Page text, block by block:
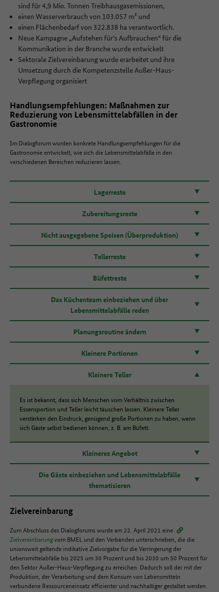
sind für 4,9 Mio. Tonnen Treibhausgasemissionen,
einen Wasserverbrauch von 103.057 m³ und
einen Flächenbedarf von 322.838 ha verantwortlich.
Neue Kampagne „Aufstehen für’s Aufbrauchen“ für die
Kommunikation in der Branche wurde entwickelt
Sektorale Zielvereinbarung wurde erarbeitet und ihre
Umsetzung durch die Kompetenzstelle Außer-Haus-
Verpflegung organisiert
Handlungsempfehlungen: Maßnahmen zur
Reduzierung von Lebensmittelabfällen in der
Gastronomie
Im Dialogforum wurden konkrete Handlungsempfehlungen für die
Gastronomie entwickelt, wie sich die Lebensmittelabfälle in den
verschiedenen Bereichen reduzieren lassen.
Lagerreste
Zubereitungsreste
Nicht ausgegebene Speisen (Überproduktion)
Tellerreste
Büfettreste
Das Küchenteam einbeziehen und über
Lebensmittelabfälle reden
Planungsroutine ändern
Kleinere Portionen
Kleinere Teller
Es ist bekannt, dass sich Menschen vom Verhältnis zwischen
Essensportion und Teller leicht täuschen lassen. Kleinere Teller
verstärken den Eindruck, genügend große Portionen zu haben, wenn
sich Gäste selbst bedienen können, z. B. am Büfett.
Kleineres Angebot
Die Gäste einbeziehen und Lebensmittelabfälle
thematisieren
Zielvereinbarung
Zum Abschluss des Dialogforums wurde am 22. April 2021 eine
Zielvereinbarungvom BMEL und den Verbänden unterschrieben, die die
unionsweit geltende indikative Zielvorgabe für die Verringerung der
Lebensmittelabfälle bis 2025 um 30 Prozent und bis 2030 um 50 Prozent für
den Sektor Außer-Haus-Verpflegung zu erreichen. Dadurch soll der mit der
Produktion, der Verarbeitung und dem Konsum von Lebensmitteln
verbundene Ressourceneinsatz effizienter und nachhaltiger gestaltet werden.